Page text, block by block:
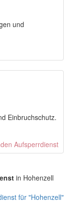
und
Einbruchschutz.
in Hohenzell
für "Hohenzell"